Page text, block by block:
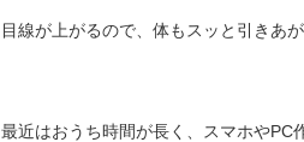
目線が上がるので、体もスッと引きあ
最近はおうち時間が長く、スマホやPC